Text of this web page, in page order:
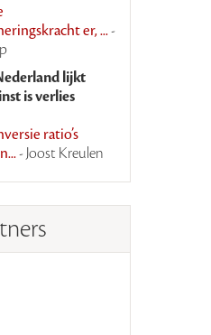
er, ...-
lijkt
is verlies
ratio’s
- Joost Kreulen